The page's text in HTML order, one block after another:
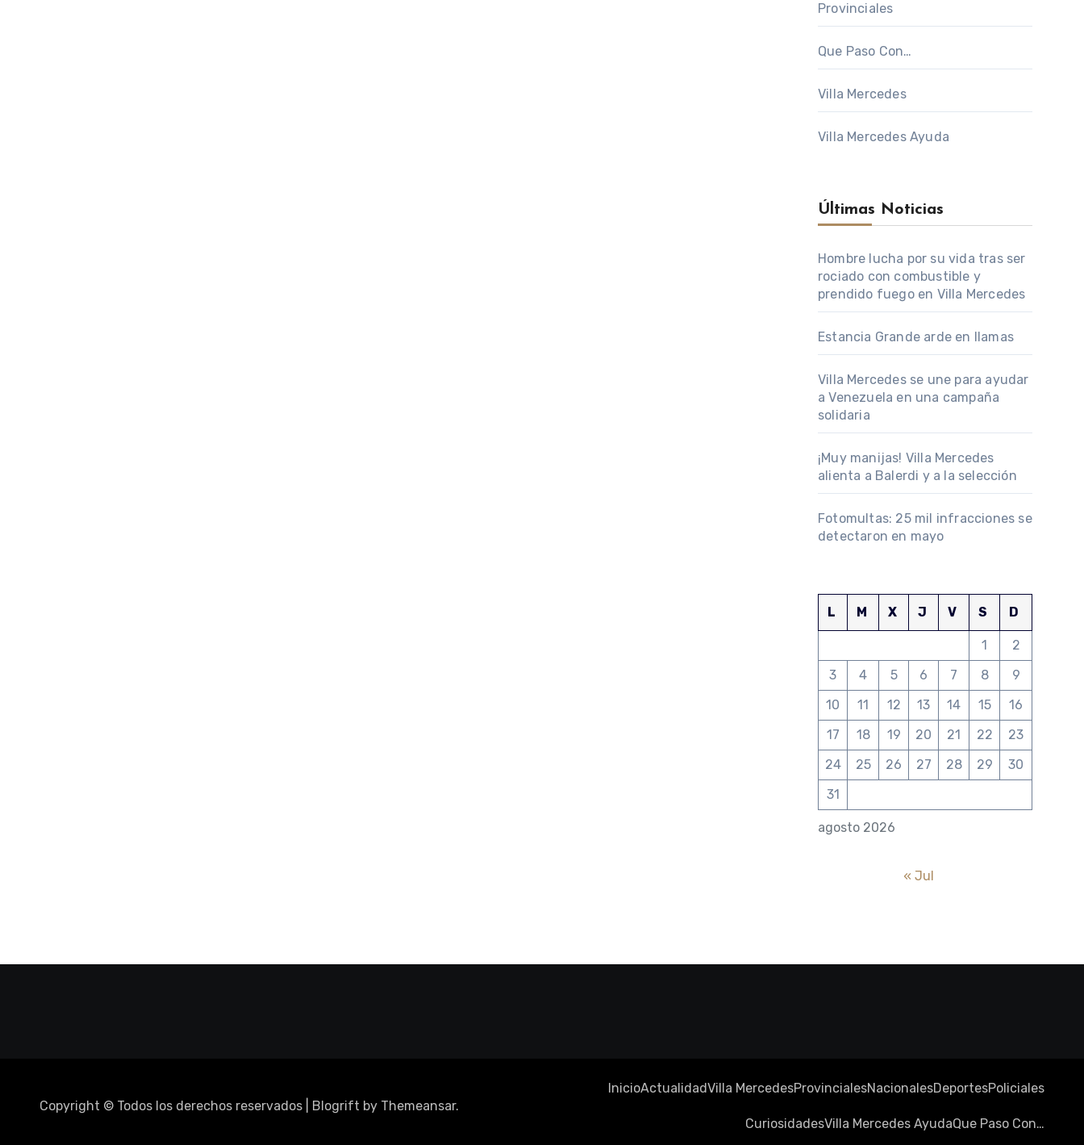
Provinciales
Que Paso Con…
Villa Mercedes
Villa Mercedes Ayuda
Últimas Noticias
Hombre lucha por su vida tras ser
rociado con combustible y
prendido fuego en Villa Mercedes
Estancia Grande arde en llamas
Villa Mercedes se une para ayudar
a Venezuela en una campaña
solidaria
¡Muy manijas! Villa Mercedes
alienta a Balerdi y a la selección
Fotomultas: 25 mil infracciones se
detectaron en mayo
agosto 2026
L M X J V S D
1
2
3
4 5 6 7 8
9
10
11 12 13 14 15
16
17
18 19 20 21 22
23
24
25 26 27 28 29
30
31
« Jul
Copyright © Todos los derechos reservados Blogrift by Themeansar.
InicioActualidadVilla MercedesProvincialesNacionalesDeportesPoliciales
CuriosidadesVilla Mercedes AyudaQue Paso Con…